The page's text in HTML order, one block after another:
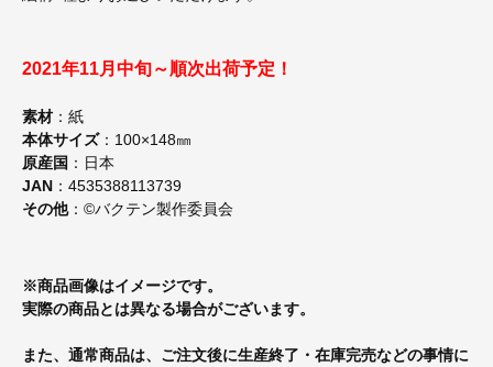
2021年11月中旬～順次出荷予定！
素材 ：紙
本体サイズ：100×148㎜
原産国 ：日本
JAN ：4535388113739
その他：©バクテン製作委員会
※商品画像はイメージです。
実際の商品とは異なる場合がございます。
また、通常商品は、ご注文後に生産終了・在庫完売などの事情に